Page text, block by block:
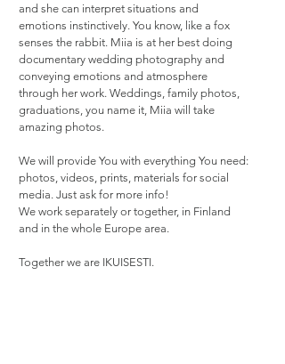
and she can interpret situations and
emotions instinctively. You know, like a fox
senses the rabbit. Miia is at her best doing
documentary wedding photography and
conveying emotions and atmosphere
through her work. Weddings, family photos,
graduations, you name it, Miia will take
amazing photos.
We will provide You with everything You need:
photos, videos, prints, materials for social
media. Just ask for more info!
We work separately or together, in Finland
and in the whole Europe area.
Together we are IKUISESTI.